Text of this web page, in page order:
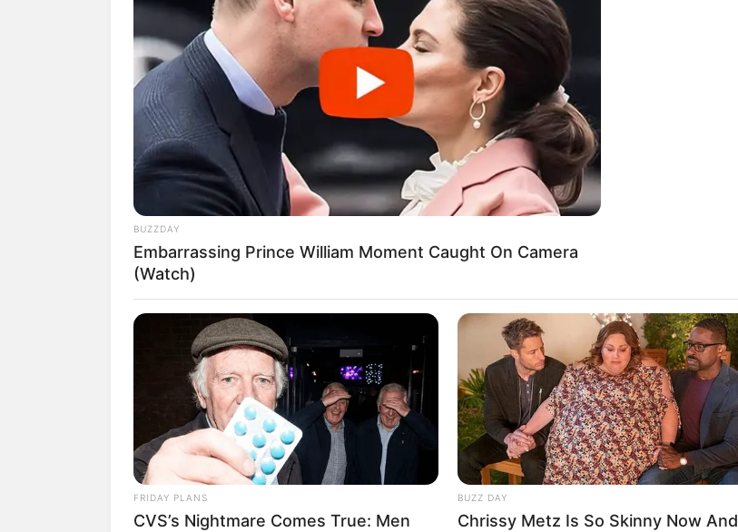
BUZZDAY
Embarrassing Prince William Moment Caught On Camera
(Watch)
FRIDAY PLANS
CVS’s Nightmare Comes True: Men
BUZZ DAY
Chrissy Metz Is So Skinny Now And